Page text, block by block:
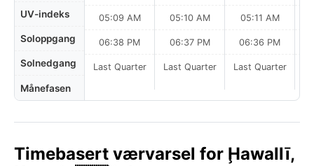
UV-indeks
Soloppgang
Solnedgang
Månefasen
05:09 AM
06:38 PM
Last Quarter
05:10 AM
06:37 PM
Last Quarter
05:11 AM
06:36 PM
Last Quarter
Timebasert værvarsel for Ḩawallī,